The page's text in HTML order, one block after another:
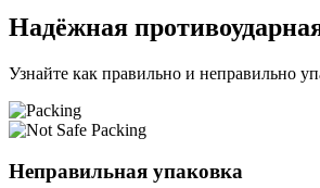
Надёжная
Узнайте как правильно и неправильно
Неправильная упаковка